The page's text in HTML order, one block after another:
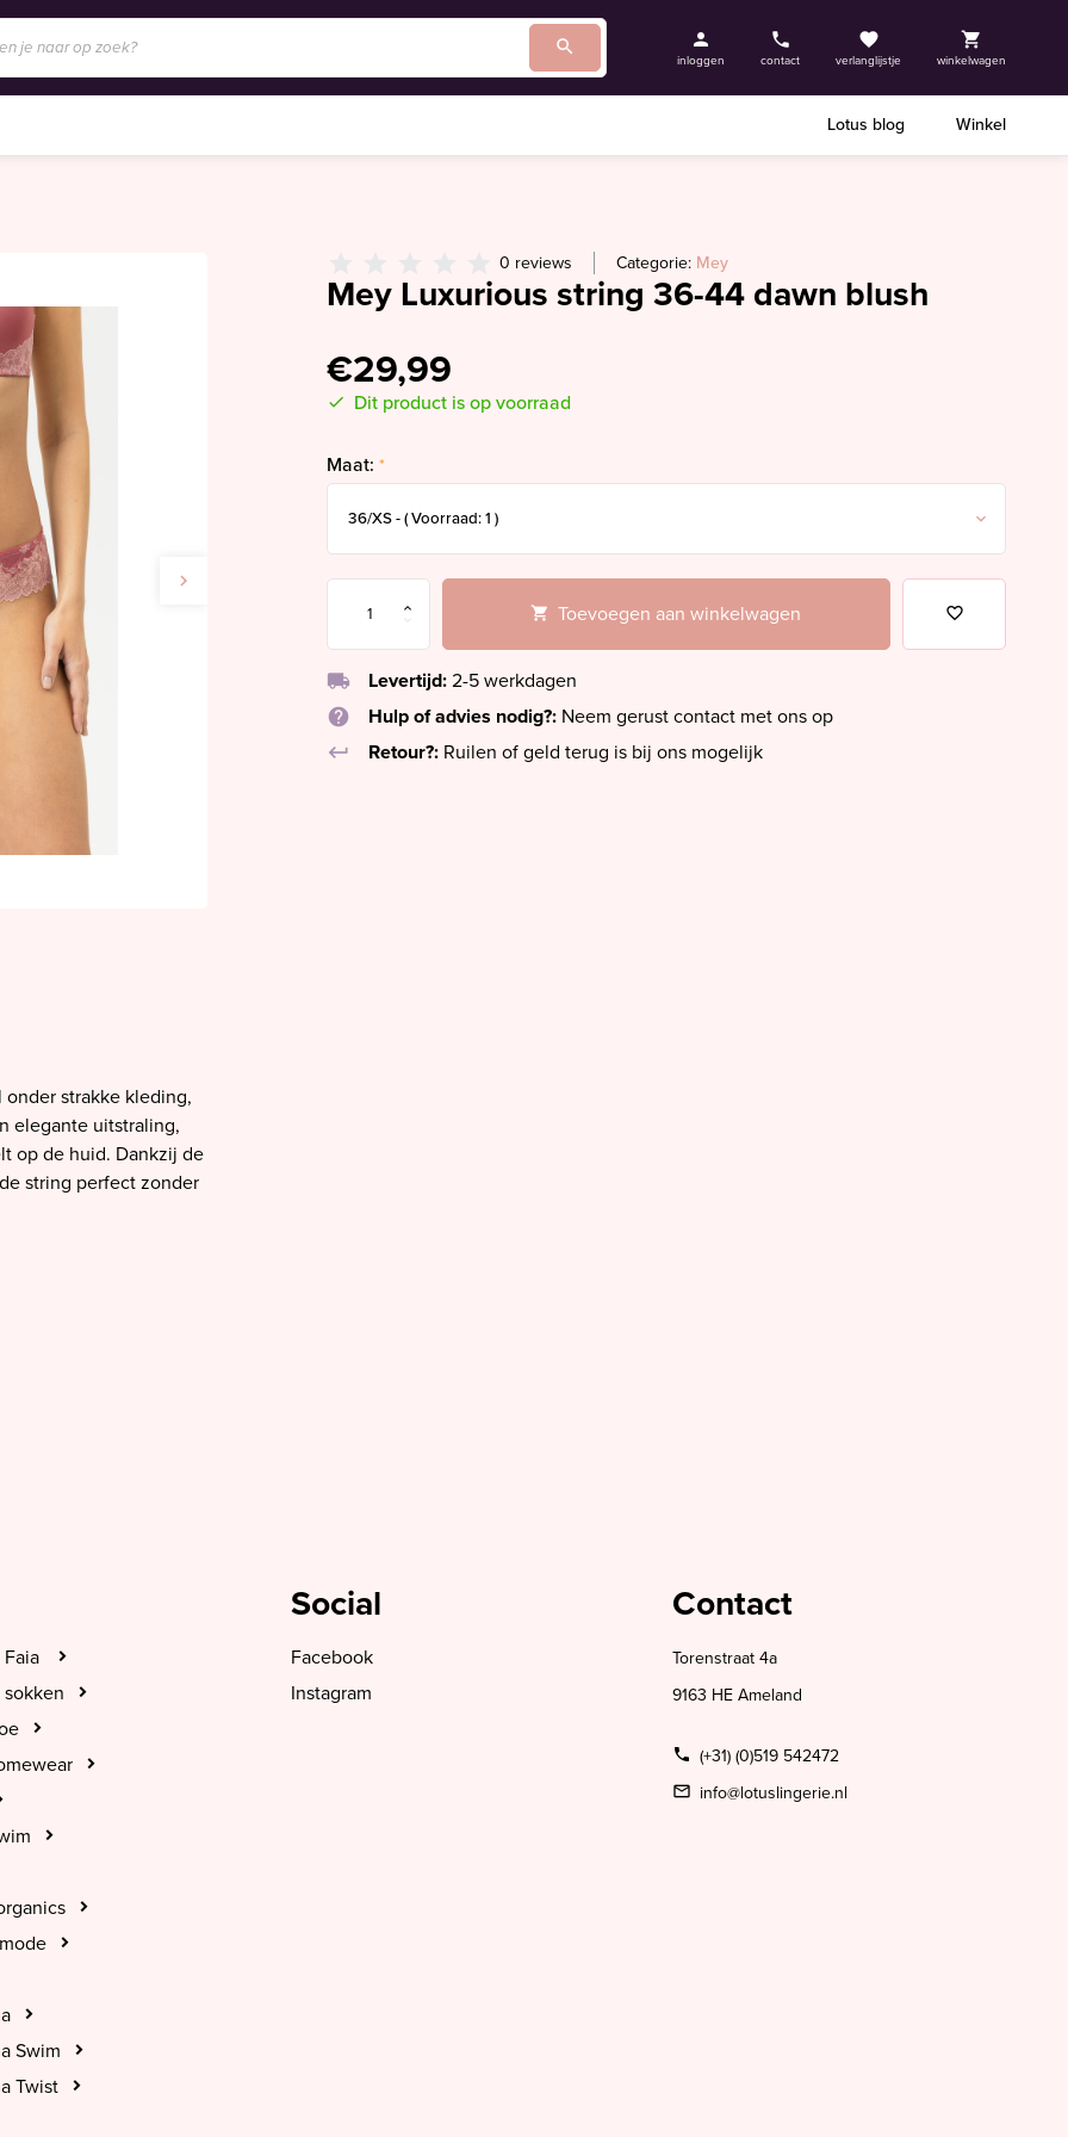
inloggen contact verlanglijstje winkelwagen
Lotus blog Winkel
0 reviews Categorie: Mey
Mey Luxurious string 36-44 dawn blush
€29,99
Dit product is op voorraad
Maat: *
Toevoegen aan winkelwagen
local_shipping Levertijd: 2-5 werkdagen
help
Hulp of advies nodig?: Neem gerust contact met ons op
keyboard_return
Retour?: Ruilen of geld terug is bij ons mogelijk
strakke kleding,
elegante uitstraling,
op de huid. Dankzij de
string perfect zonder
sokken
Swim
Twist
Social
Facebook
Instagram
Contact
Torenstraat 4a
9163 HE Ameland
(+31) (0)519 542472
info@lotuslingerie.nl